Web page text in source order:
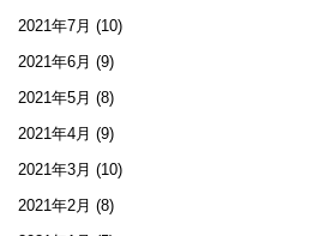
2021年7月 (10)
2021年6月 (9)
2021年5月 (8)
2021年4月 (9)
2021年3月 (10)
2021年2月 (8)